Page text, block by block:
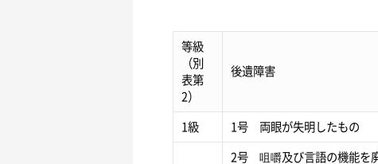
等級
（別
表第
2）
後遺障害
1級 1号 両眼が失明したもの
2号 咀嚼及び言語の機能を